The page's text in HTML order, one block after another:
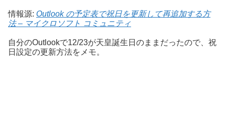
情報源: Outlook の予定表で祝日を更新して再追加する方
法 – マイクロソフト コミュニティ
自分のOutlookで12/23が天皇誕生日のままだったので、祝
日設定の更新方法をメモ。